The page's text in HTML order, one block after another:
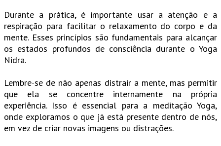
Durante a prática, é importante usar a atenção e a
respiração para facilitar o relaxamento do corpo e da
mente. Esses princípios são fundamentais para alcançar
os estados profundos de consciência durante o Yoga
Nidra.
Lembre-se de não apenas distrair a mente, mas permitir
que ela se concentre internamente na própria
experiência. Isso é essencial para a meditação Yoga,
onde exploramos o que já está presente dentro de nós,
em vez de criar novas imagens ou distrações.